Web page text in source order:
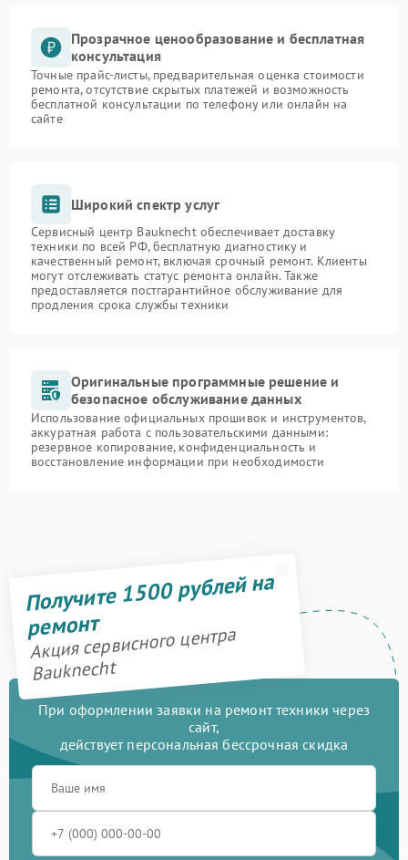
Прозрачное ценообразование и бесплатная
консультация
Точные прайс-листы, предварительная оценка стоимости
ремонта, отсутствие скрытых платежей и возможность
бесплатной консультации по телефону или онлайн на
сайте
Широкий спектр услуг
Сервисный центр Bauknecht обеспечивает доставку
техники по всей РФ, бесплатную диагностику и
качественный ремонт, включая срочный ремонт. Клиенты
могут отслеживать статус ремонта онлайн. Также
предоставляется постгарантийное обслуживание для
продления срока службы техники
Оригинальные программные решение и
безопасное обслуживание данных
Использование официальных прошивок и инструментов,
аккуратная работа с пользовательскими данными:
резервное копирование, конфиденциальность и
восстановление информации при необходимости
Получите 1500 рублей на
ремонт
Акция сервисного центра
Bauknecht
При оформлении заявки на ремонт техники через
сайт,
действует персональная бессрочная скидка